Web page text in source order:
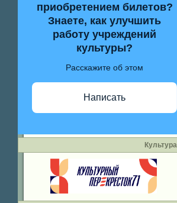
приобретением билетов?
Знаете, как улучшить
работу учреждений
культуры?
Расскажите об этом
Написать
Культура